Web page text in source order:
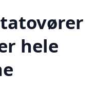
hele